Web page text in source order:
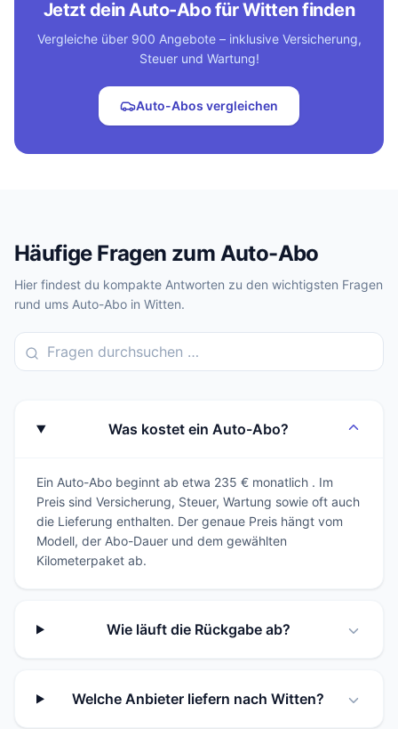
Jetzt dein Auto-Abo für Witten finden
Vergleiche über 900 Angebote – inklusive Versicherung,
Steuer und Wartung!
Auto-Abos vergleichen
Häufige Fragen zum Auto-Abo
Hier findest du kompakte Antworten zu den wichtigsten Fragen
rund ums Auto-Abo in Witten.
Was kostet ein Auto-Abo?
Ein Auto-Abo beginnt ab etwa 235 € monatlich . Im
Preis sind Versicherung, Steuer, Wartung sowie oft auch
die Lieferung enthalten. Der genaue Preis hängt vom
Modell, der Abo-Dauer und dem gewählten
Kilometerpaket ab.
Wie läuft die Rückgabe ab?
Welche Anbieter liefern nach Witten?